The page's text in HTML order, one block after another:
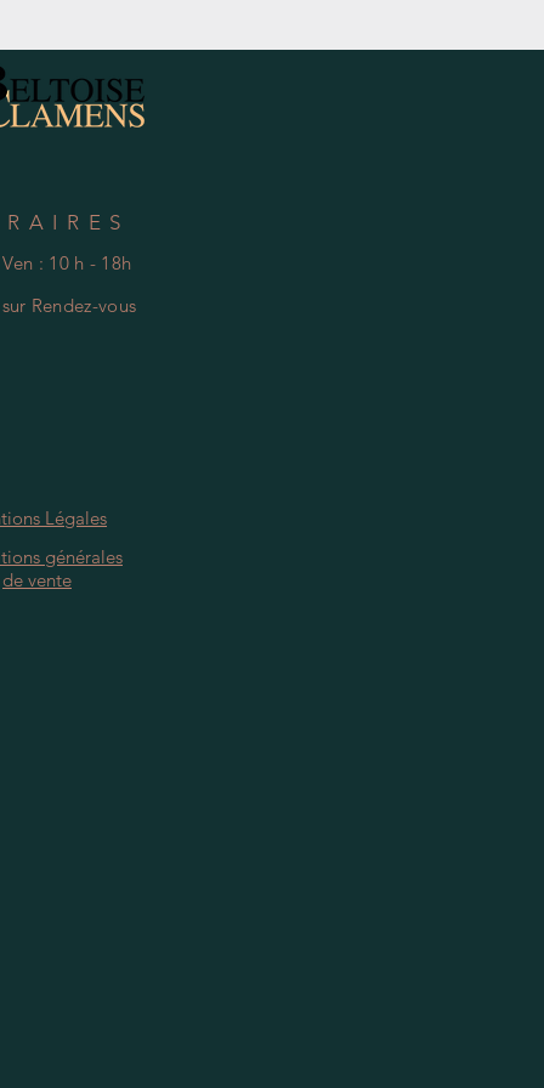
: 10 h - 18h
sur Rendez-vous
Légales
générales
de vente